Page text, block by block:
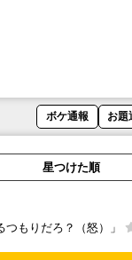
ボケ通報 お題
星つけた順
もりだろ？（怒）」